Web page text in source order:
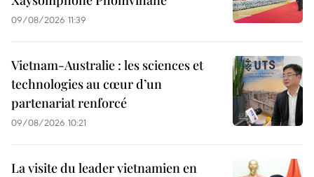
09/08/2026 11:39
Vietnam-Australie : les sciences et
technologies au cœur d’un
partenariat renforcé
09/08/2026 10:21
La visite du leader vietnamien en